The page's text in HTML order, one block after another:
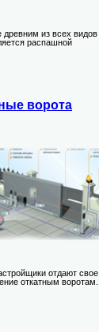
древним из всех видов
распашной
ворота
отдают свое
откатным воротам.